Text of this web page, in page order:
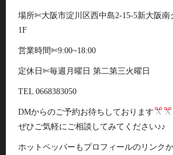
場所✄大阪市淀川区西中島2-15-5新大阪南
1F
営業時間✄9:00~18:00
定休日✄毎週月曜日 第二第三火曜日
TEL 0668383050
DMからのご予約お待ちしております
ぜひご気軽にご相談してみてください♪♪
ホットペッパーもプロフィールのリンク